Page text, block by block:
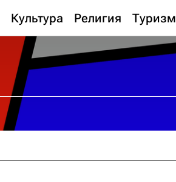
Культура Религия Туризм